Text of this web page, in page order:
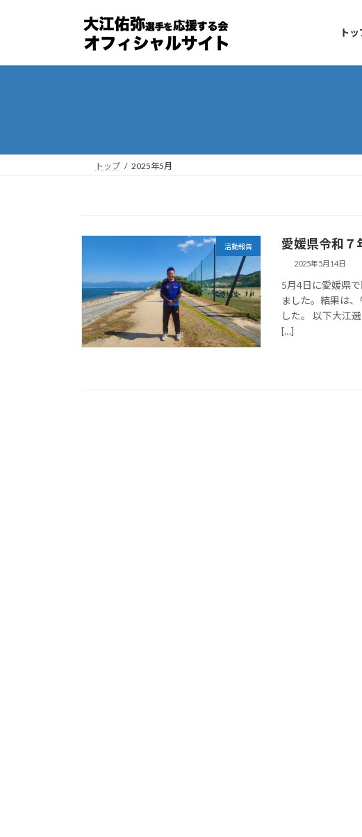
プ
動
ト
トップ 2025年5月
活動報告 愛媛県令和７
2025年5月14日
5月4日に愛媛県
ました。結果は
した。 以下大江
[…]